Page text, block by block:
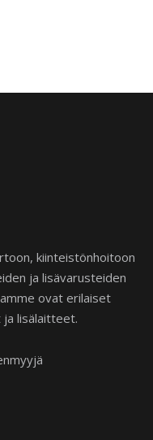
kiinteistönhoitoon
ja lisävarusteiden
ovat erilaiset
lisälaitteet.